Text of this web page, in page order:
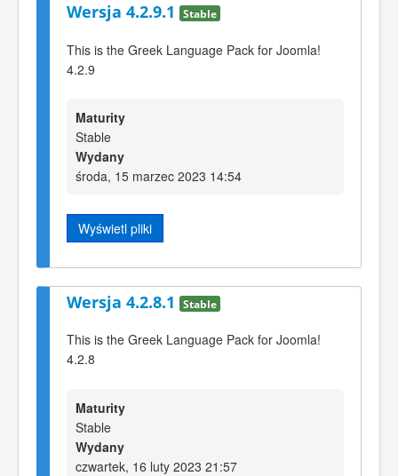
Wersja 4.2.9.1 Stable
This is the Greek Language Pack for Joomla!
4.2.9
Maturity
Stable
Wydany
środa, 15 marzec 2023 14:54
Wyświetl pliki
Wersja 4.2.8.1 Stable
This is the Greek Language Pack for Joomla!
4.2.8
Maturity
Stable
Wydany
czwartek, 16 luty 2023 21:57